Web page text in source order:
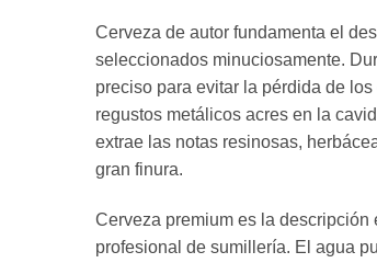
Cerveza de autor fundamenta el
seleccionados minuciosamente.
preciso para evitar la pérdida de
regustos metálicos acres en la
extrae las notas resinosas,
gran finura.
Cerveza premium es la
profesional de sumillería. El agua